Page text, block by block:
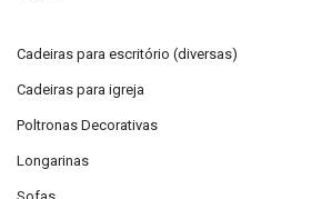
Cadeiras para escritório (diversas)
Cadeiras para igreja
Poltronas Decorativas
Longarinas